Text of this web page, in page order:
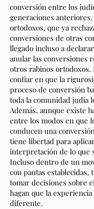
conversión entre los
generaciones anteriores.
ortodoxos, que ya
conversiones de otras
llegado incluso a
anular las conversiones
otros rabinos ortodoxos.
confiar en que la
proceso de conversión
toda la comunidad judía
Además, aunque existe
entre los modos en que
conducen una
tiene libertad para
interpretación de lo que
Incluso dentro de un
con pautas establecidas,
tomar decisiones sobre
hagan que la
diferente.